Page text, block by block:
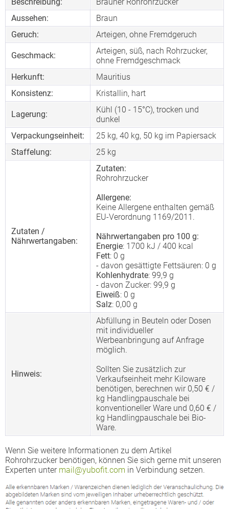
Aussehen:
Braun
Geruch:
Arteigen, ohne Fremdgeruch
Geschmack:
Arteigen, süß, nach Rohrzucker,
ohne Fremdgeschmack
Herkunft:
Mauritius
Konsistenz:
Kristallin, hart
Lagerung:
Kühl (10 - 15°C), trocken und
dunkel
Verpackungseinheit:
25 kg, 40 kg, 50 kg im Papiersack
Staffelung:
25 kg
Zutaten /
Nährwertangaben:
Zutaten:
Rohrohrzucker
Allergene:
Keine Allergene enthalten gemäß
EU-Verordnung 1169/2011.
Nährwertangaben pro 100 g:
Energie: 1700 kJ / 400 kcal
Fett: 0 g
- davon gesättigte Fettsäuren: 0 g
Kohlenhydrate: 99,9 g
- davon Zucker: 99,9 g
Eiweiß: 0 g
Salz: 0,00 g
Hinweis:
Abfüllung in Beuteln oder Dosen
mit individueller
Werbeanbringung auf Anfrage
möglich.
Sollten Sie zusätzlich zur
Verkaufseinheit mehr Kiloware
benötigen, berechnen wir 0,50 € /
kg Handlingpauschale bei
konventioneller Ware und 0,60 € /
kg Handlingpauschale bei Bio-
Ware.
Wenn Sie weitere Informationen zu dem Artikel
Rohrohrzucker benötigen, können Sie sich gerne mit unseren
Experten unter mail@yubofit.com in Verbindung setzen.